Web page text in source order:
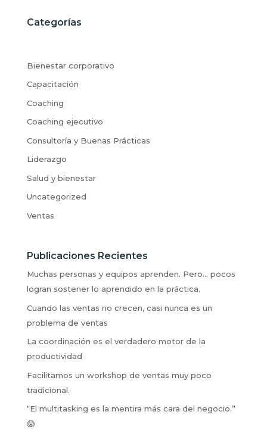
Categorías
Bienestar corporativo
Capacitación
Coaching
Coaching ejecutivo
Consultoría y Buenas Prácticas
Liderazgo
Salud y bienestar
Uncategorized
Ventas
Publicaciones Recientes
Muchas personas y equipos aprenden. Pero… pocos
logran sostener lo aprendido en la práctica.
Cuando las ventas no crecen, casi nunca es un
problema de ventas
La coordinación es el verdadero motor de la
productividad
Facilitamos un workshop de ventas muy poco
tradicional.
“El multitasking es la mentira más cara del negocio.”
😱